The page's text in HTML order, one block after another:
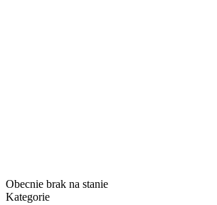
Obecnie brak na stanie
Kategorie